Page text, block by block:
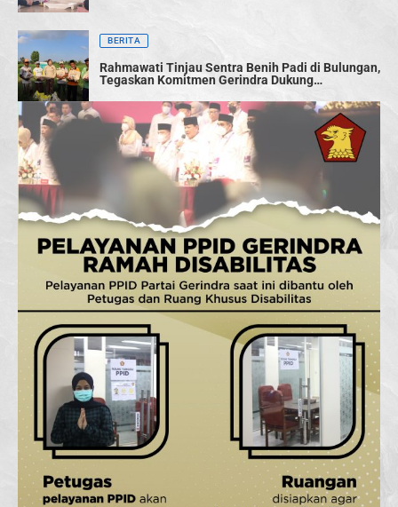
BERITA
Rahmawati Tinjau Sentra Benih Padi di Bulungan,
Tegaskan Komitmen Gerindra Dukung